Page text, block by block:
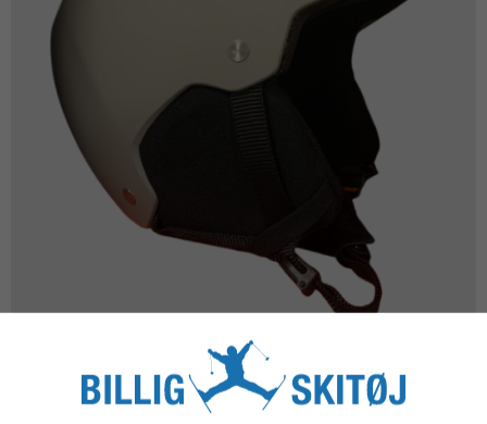
Alpina ARBER skihjelm - Moon grey